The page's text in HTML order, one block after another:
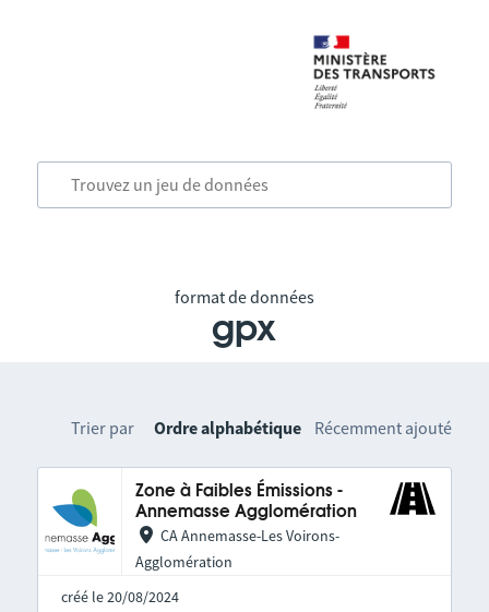
format de données
gpx
Trier par Ordre alphabétique Récemment ajouté
Zone à Faibles Émissions -
Annemasse Agglomération
CA Annemasse-Les Voirons-
Agglomération
créé le 20/08/2024